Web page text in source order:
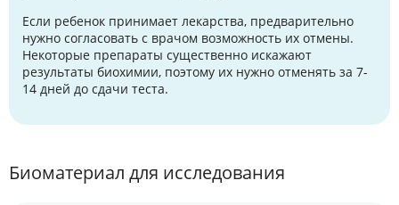
Если ребенок принимает лекарства, предварительно
нужно согласовать с врачом возможность их отмены.
Некоторые препараты существенно искажают
результаты биохимии, поэтому их нужно отменять за 7-
14 дней до сдачи теста.
Биоматериал для исследования